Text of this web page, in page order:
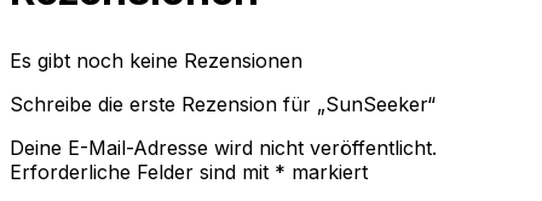
Es gibt noch keine Rezensionen
Schreibe die erste Rezension für „SunSeeker“
Deine E-Mail-Adresse wird nicht veröffentlicht.
Erforderliche Felder sind mit * markiert